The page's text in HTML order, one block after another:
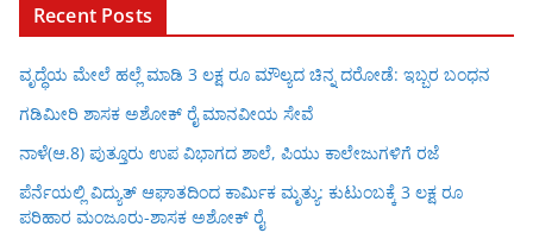
Recent Posts
ವೃದ್ಧೆಯ ಮೇಲೆ ಹಲ್ಲೆ ಮಾಡಿ 3 ಲಕ್ಷ ರೂ ಮೌಲ್ಯದ ಚಿನ್ನ ದರೋಡೆ: ಇಬ್ಬರ ಬಂಧನ
ಗಡಿಮೀರಿ ಶಾಸಕ ಅಶೋಕ್ ರೈ ಮಾನವೀಯ ಸೇವೆ
ನಾಳೆ(ಆ.8) ಪುತ್ತೂರು ಉಪ ವಿಭಾಗದ ಶಾಲೆ, ಪಿಯು ಕಾಲೇಜುಗಳಿಗೆ ರಜೆ
ಪೆರ್ನೆಯಲ್ಲಿ ವಿದ್ಯುತ್ ಆಘಾತದಿಂದ ಕಾರ್ಮಿಕ ಮೃತ್ಯು: ಕುಟುಂಬಕ್ಕೆ 3 ಲಕ್ಷ ರೂ
ಪರಿಹಾರ ಮಂಜೂರು-ಶಾಸಕ ಅಶೋಕ್ ರೈ